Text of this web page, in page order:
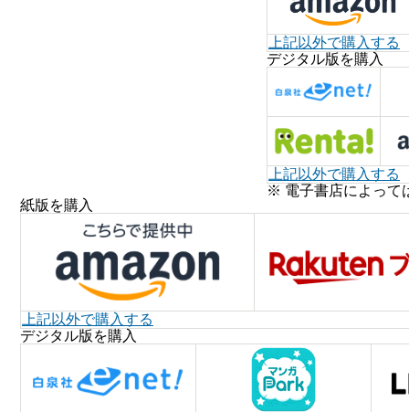
上記以外で購入する
デジタル版を購入
上記以外で購入する
※ 電子書店によって
紙版を購入
上記以外で購入する
デジタル版を購入